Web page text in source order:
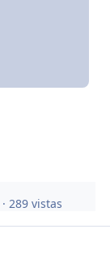
· 289 vistas